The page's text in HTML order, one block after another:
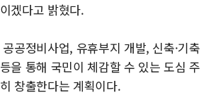
겠다고 밝혔다.
공정비사업, 유휴부지 개발, 신축·기축
을 통해 국민이 체감할 수 있는 도심 주
창출한다는 계획이다.